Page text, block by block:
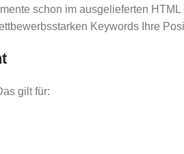
schon im ausgelieferten HTML
Keywords Ihre
gilt für: